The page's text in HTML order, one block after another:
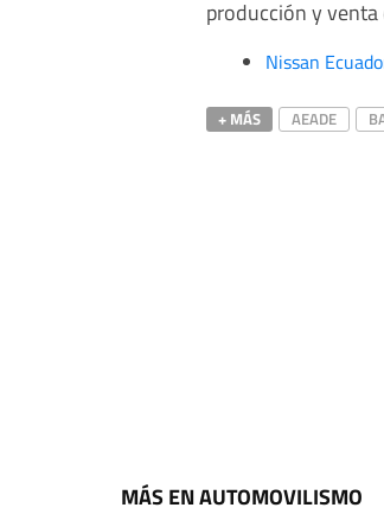
producción y
Nissan
+ MÁS AEADE
MÁS EN AUTOMOVILISMO